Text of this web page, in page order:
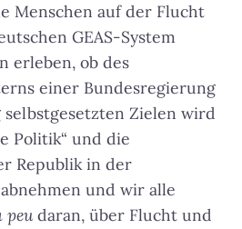
Menschen auf der Flucht
GEAS-System
erleben, ob des
einer Bundesregierung
Zielen wird
Politik“ und die
Republik in der
und wir alle
peu daran, über Flucht und